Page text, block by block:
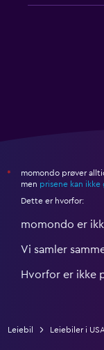
*
momondo prøver
men prisene kan ikke
Dette er hvorfor:
momondo er
Vi samler
Hvorfor er ikke
Leiebil Leiebiler i